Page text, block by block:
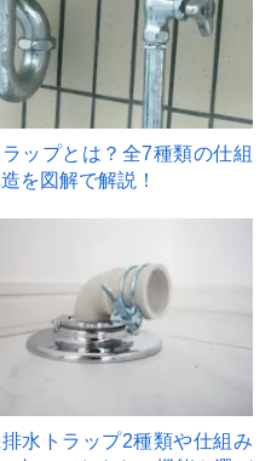
ップとは？全7種類の仕組
を図解で解説！
水トラップ2種類や仕組み